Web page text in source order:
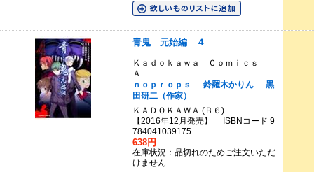
青鬼 元始編 ４
Ｋａｄｏｋａｗａ Ｃｏｍｉｃｓ
Ａ
ｎｏｐｒｏｐｓ
鈴羅木かりん
黒
田研二（作家）
ＫＡＤＯＫＡＷＡ (Ｂ６)
【2016年12月発売】 ISBNコード 9
784041039175
638円
在庫状況：品切れのためご注文いただ
けません